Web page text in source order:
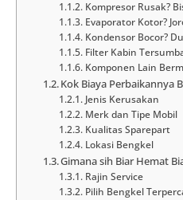
Kompresor Rusak?
Evaporator Kotor?
Kondensor Bocor?
Filter Kabin
Komponen Lain
Kok Biaya Perbaikannya
Jenis Kerusakan
Merk dan Tipe Mobil
Kualitas Sparepart
Lokasi Bengkel
Gimana sih Biar Hemat
Rajin Service
Pilih Bengkel